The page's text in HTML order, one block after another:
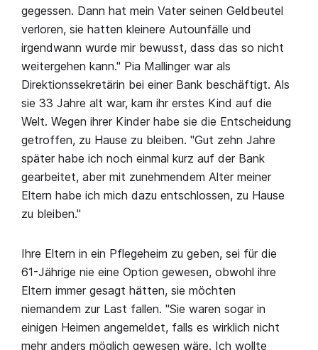
gegessen. Dann hat mein Vater seinen Geldbeutel
verloren, sie hatten kleinere Autounfälle und
irgendwann wurde mir bewusst, dass das so nicht
weitergehen kann." Pia Mallinger war als
Direktionssekretärin bei einer Bank beschäftigt. Als
sie 33 Jahre alt war, kam ihr erstes Kind auf die
Welt. Wegen ihrer Kinder habe sie die Entscheidung
getroffen, zu Hause zu bleiben. "Gut zehn Jahre
später habe ich noch einmal kurz auf der Bank
gearbeitet, aber mit zunehmendem Alter meiner
Eltern habe ich mich dazu entschlossen, zu Hause
zu bleiben."
Ihre Eltern in ein Pflegeheim zu geben, sei für die
61-Jährige nie eine Option gewesen, obwohl ihre
Eltern immer gesagt hätten, sie möchten
niemandem zur Last fallen. "Sie waren sogar in
einigen Heimen angemeldet, falls es wirklich nicht
mehr anders möglich gewesen wäre. Ich wollte